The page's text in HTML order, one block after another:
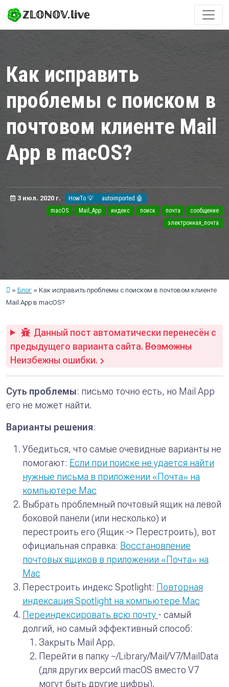
ℤ𝕃𝕆ℕ𝕆𝕍.𝕝𝕚𝕧𝕖
Как исправить
проблемы с поиском в
почтовом клиенте Mail
App в macOS?
3 июл. 2020 г. HowTo 💡
autoimported 🤖
macOS
Mail_App индекс поиск почта
сообщение
электронная_почта
Блог
Как исправить проблемы с поиском в почтовом клиенте
Mail App в macOS?
Данный пост автоматически перенесён с
предыдущего варианта сайта. Возможны
Неизбежны ошибки.
Суть проблемы: письмо точно есть, но Mail App
его не может найти.
Варианты решения:
Убедиться, что самые очевидные варианты не
помогают: Если при поиске не удается найти
нужные письма в приложении «Почта» на
компьютере Mac
Выбрать проблемный почтовый ящик на левой
боковой панели (или несколько) и
перестроить его (Ящик -> Перестроить), вот
официальная справка: Восстановление
почтовых ящиков в приложении «Почта» на
Mac
Перестроить индекс Spotlight: Повторная
индексация Spotlight на компьютере Mac
Переиндексировать всю почту - самый
долгий, но самый эффективный способ:
Закрыть Mail App.
Перейти в папку ~/Library/Mail/V7/MailData
(для других версий macOS вместо V7
могут быть другие цифры).